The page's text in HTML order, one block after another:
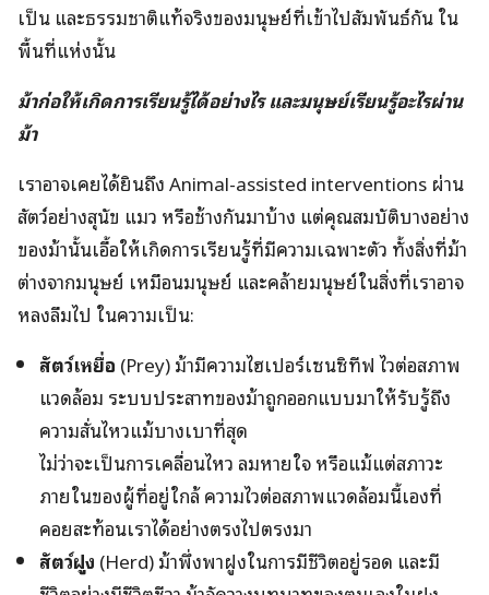
เป็น และธรรมชาติแท้จริงของมนุษย์ที่เข้าไปสัมพันธ์กัน ใน
พื้นที่แห่งนั้น
ม้าก่อให้เกิดการเรียนรู้ได้อย่างไร และมนุษย์เรียนรู้อะไรผ่าน
ม้า
เราอาจเคยได้ยินถึง Animal-assisted interventions ผ่าน
สัตว์อย่างสุนัข แมว หรือช้างกันมาบ้าง แต่คุณสมบัติบางอย่าง
ของม้านั้นเอื้อให้เกิดการเรียนรู้ที่มีความเฉพาะตัว ทั้งสิ่งที่ม้า
ต่างจากมนุษย์ เหมือนมนุษย์ และคล้ายมนุษย์ในสิ่งที่เราอาจ
หลงลืมไป ในความเป็น:
สัตว์เหยื่อ (Prey) ม้ามีความไฮเปอร์เซนซิทีฟ ไวต่อสภาพ
แวดล้อม ระบบประสาทของม้าถูกออกแบบมาให้รับรู้ถึง
ความสั่นไหวแม้บางเบาที่สุด
ไม่ว่าจะเป็นการเคลื่อนไหว ลมหายใจ หรือแม้แต่สภาวะ
ภายในของผู้ที่อยู่ใกล้ ความไวต่อสภาพแวดล้อมนี้เองที่
คอยสะท้อนเราได้อย่างตรงไปตรงมา
สัตว์ฝูง (Herd) ม้าพึ่งพาฝูงในการมีชีวิตอยู่รอด และมี